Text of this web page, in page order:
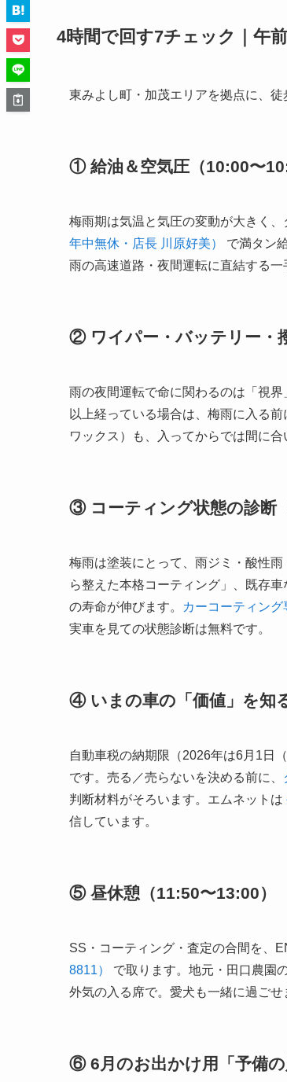
4時間で回す7チェック｜午
東みよし町・加茂エリアを拠点に、徒
① 給油＆空気圧（10:00〜
梅雨期は気温と気圧の変動が大きく、
年中無休・店長 川原好美）
で満タン
雨の高速道路・夜間運転に直結する一
② ワイパー・バッテリー・
雨の夜間運転で命に関わるのは「視
以上経っている場合は、梅雨に入る
ワックス）も、入ってからでは間に合
③ コーティング状態の診断
梅雨は塗装にとって、雨ジミ・酸性
ら整えた本格コーティング」、既存
の寿命が伸びます。
カーコーティン
実車を見ての状態診断は無料です。
④ いまの車の「価値」を知
自動車税の納期限（2026年は6月1日
です。売る／売らないを決める前に、
判断材料がそろいます。エムネットは
信しています。
⑤ 昼休憩（11:50〜13:00）
SS・コーティング・査定の合間を、
8811）
で取ります。地元・田口農園
外気の入る席で。愛犬も一緒に過ごせ
⑥ 6月のお出かけ用「予備の